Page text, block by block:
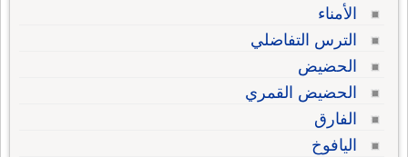
الأمناء
الترس التفاضلي
الحضيض
الحضيض القمري
الفارق
اليافوخ